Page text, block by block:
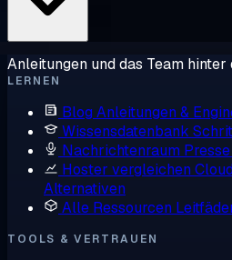
Anleitungen und das Team
LERNEN
Blog Anleitungen &
Wissensdatenbank
Nachrichtenraum
Hoster vergleichen
Alternativen
Alle Ressourcen
TOOLS & VERTRAUEN